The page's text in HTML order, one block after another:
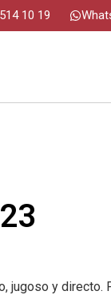
10 19
jugoso y directo.